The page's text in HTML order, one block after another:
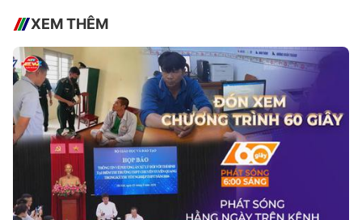
XEM THÊM